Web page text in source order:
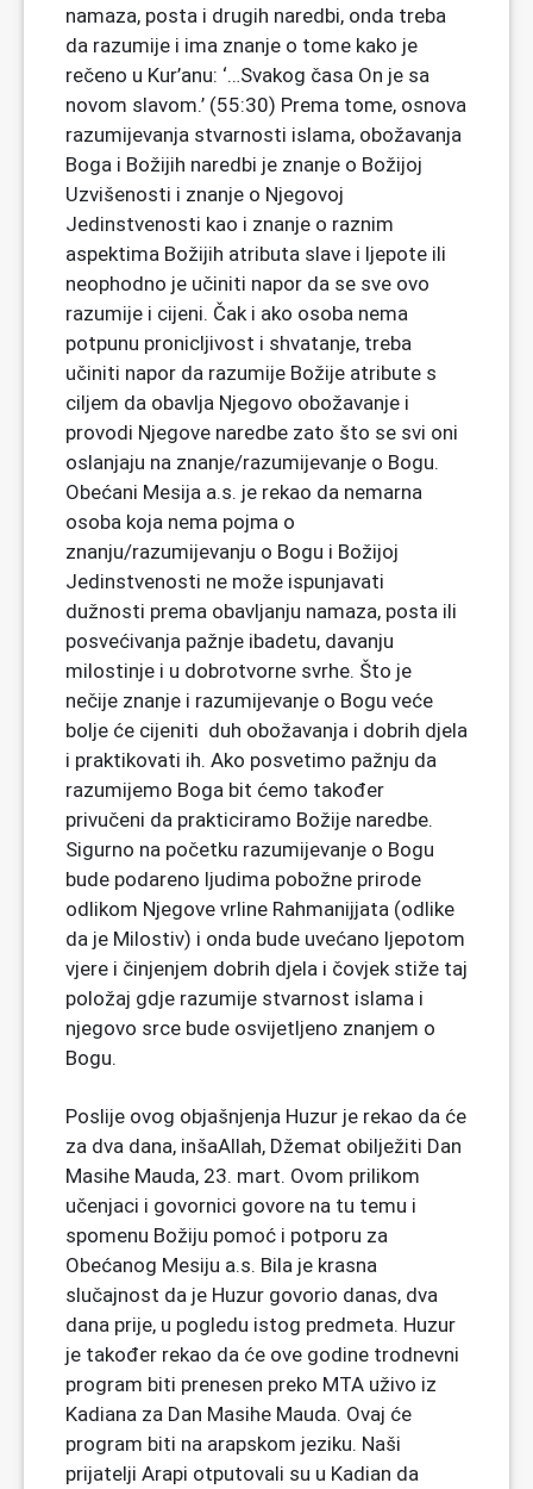
namaza, posta i drugih naredbi, onda treba
da razumije i ima znanje o tome kako je
rečeno u Kur’anu: ‘…Svakog časa On je sa
novom slavom.’ (55:30) Prema tome, osnova
razumijevanja stvarnosti islama, obožavanja
Boga i Božijih naredbi je znanje o Božijoj
Uzvišenosti i znanje o Njegovoj
Jedinstvenosti kao i znanje o raznim
aspektima Božijih atributa slave i ljepote ili
neophodno je učiniti napor da se sve ovo
razumije i cijeni. Čak i ako osoba nema
potpunu pronicljivost i shvatanje, treba
učiniti napor da razumije Božije atribute s
ciljem da obavlja Njegovo obožavanje i
provodi Njegove naredbe zato što se svi oni
oslanjaju na znanje/razumijevanje o Bogu.
Obećani Mesija a.s. je rekao da nemarna
osoba koja nema pojma o
znanju/razumijevanju o Bogu i Božijoj
Jedinstvenosti ne može ispunjavati
dužnosti prema obavljanju namaza, posta ili
posvećivanja pažnje ibadetu, davanju
milostinje i u dobrotvorne svrhe. Što je
nečije znanje i razumijevanje o Bogu veće
bolje će cijeniti duh obožavanja i dobrih djela
i praktikovati ih. Ako posvetimo pažnju da
razumijemo Boga bit ćemo također
privučeni da prakticiramo Božije naredbe.
Sigurno na početku razumijevanje o Bogu
bude podareno ljudima pobožne prirode
odlikom Njegove vrline Rahmanijjata (odlike
da je Milostiv) i onda bude uvećano ljepotom
vjere i činjenjem dobrih djela i čovjek stiže taj
položaj gdje razumije stvarnost islama i
njegovo srce bude osvijetljeno znanjem o
Bogu.
Poslije ovog objašnjenja Huzur je rekao da će
za dva dana, inšaAllah, Džemat obilježiti Dan
Masihe Mauda, 23. mart. Ovom prilikom
učenjaci i govornici govore na tu temu i
spomenu Božiju pomoć i potporu za
Obećanog Mesiju a.s. Bila je krasna
slučajnost da je Huzur govorio danas, dva
dana prije, u pogledu istog predmeta. Huzur
je također rekao da će ove godine trodnevni
program biti prenesen preko MTA uživo iz
Kadiana za Dan Masihe Mauda. Ovaj će
program biti na arapskom jeziku. Naši
prijatelji Arapi otputovali su u Kadian da